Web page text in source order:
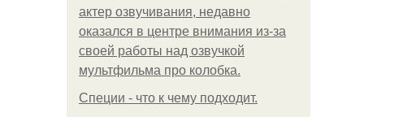
актер озвучивания, недавно
оказался в центре внимания из-за
своей работы над озвучкой
мультфильма про колобка.
Специи - что к чему подходит.